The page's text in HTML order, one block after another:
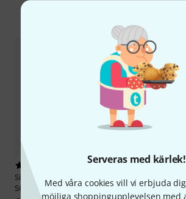
Serveras med kärlek!
Med våra cookies vill vi erbjuda
möjliga shoppingupplevelsen med
Sipario
BioCarbon Str. 4th Oct.
SOL/G
Sipario
No.28